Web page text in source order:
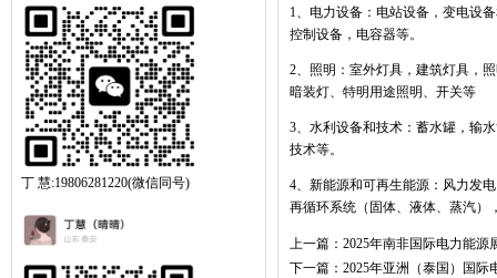
丁 慧:19806281220(微信同号)
1、电力设备：电站设备，变电设
控制设备，电容器等。
2、照明：室外灯具，建筑灯具，
暗装灯、特明用途照明、开关等
3、水利设备和技术：蓄水罐，输
技术等。
4、新能源和可再生能源：风力发
再循环系统（固体、液体、蒸汽）
上一篇： 2025年南非国际电力能源
下一篇： 2025年亚洲（泰国）国际